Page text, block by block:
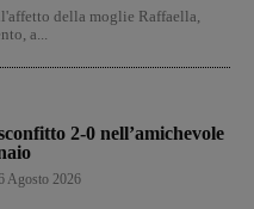
della moglie Raffaella,
a...
2-0 nell’amichevole
Agosto 2026